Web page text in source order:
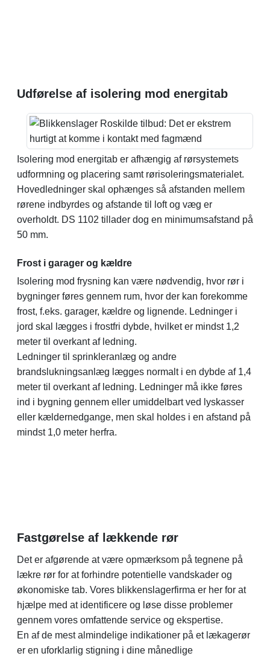
Udførelse af isolering mod energitab
Isolering mod energitab er afhængig af rørsystemets
udformning og placering samt rørisoleringsmaterialet.
Hovedledninger skal ophænges så afstanden mellem
rørene indbyrdes og afstande til loft og væg er
overholdt. DS 1102 tillader dog en minimumsafstand på
50 mm.
Frost i garager og kældre
Isolering mod frysning kan være nødvendig, hvor rør i
bygninger føres gennem rum, hvor der kan forekomme
frost, f.eks. garager, kældre og lignende. Ledninger i
jord skal lægges i frostfri dybde, hvilket er mindst 1,2
meter til overkant af ledning.
Ledninger til sprinkleranlæg og andre
brandslukningsanlæg lægges normalt i en dybde af 1,4
meter til overkant af ledning. Ledninger må ikke føres
ind i bygning gennem eller umiddelbart ved lyskasser
eller kældernedgange, men skal holdes i en afstand på
mindst 1,0 meter herfra.
Fastgørelse af lækkende rør
Det er afgørende at være opmærksom på tegnene på
lækre rør for at forhindre potentielle vandskader og
økonomiske tab. Vores blikkenslagerfirma er her for at
hjælpe med at identificere og løse disse problemer
gennem vores omfattende service og ekspertise.
En af de mest almindelige indikationer på et lækagerør
er en uforklarlig stigning i dine månedlige